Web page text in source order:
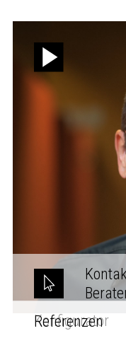
Konfigurator
Referenzen